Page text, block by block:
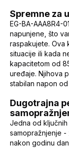
Spremne za
EG-BA-AAA8R4-
napunjene, što
raspakujete. Ova
situacije ili kada
kapacitetom od
uređaje. Njihova
stabilan napon
Dugotrajna
Jedna od
samopražnjenje
nakon godinu